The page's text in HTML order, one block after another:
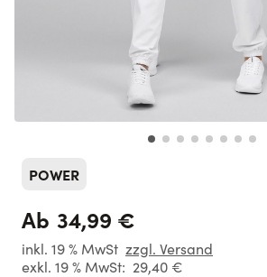
POWER
Ab 34,99 €
inkl. 19 % MwSt zzgl. Versand
exkl. 19 % MwSt: 29,40 €